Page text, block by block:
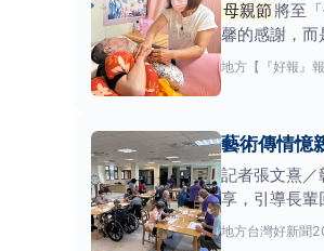
母親節 將至
馨的感謝，而
地方 【『好報』
藝術傳情憶
記者張文熹／
享，引導長輩
河。期間，工
地方台灣好新聞